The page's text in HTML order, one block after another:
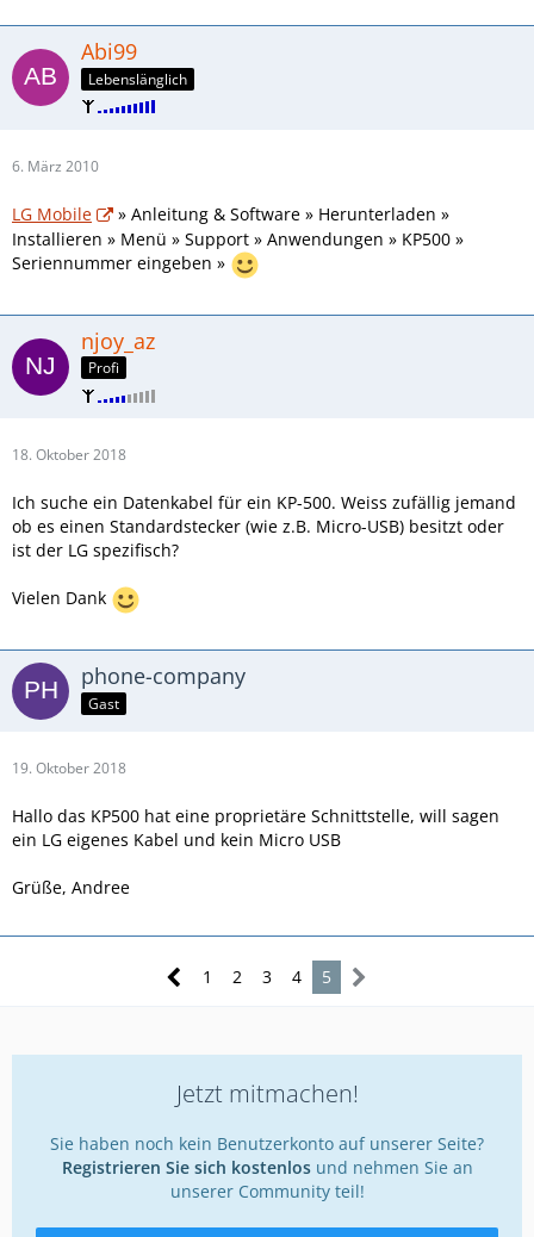
Abi99
Lebenslänglich
6. März 2010
LG Mobile
» Anleitung & Software » Herunterladen »
Installieren » Menü » Support » Anwendungen » KP500 »
Seriennummer eingeben »
njoy_az
Profi
18. Oktober 2018
Ich suche ein Datenkabel für ein KP-500. Weiss zufällig jemand
ob es einen Standardstecker (wie z.B. Micro-USB) besitzt oder
ist der LG spezifisch?
Vielen Dank
phone-company
Gast
19. Oktober 2018
Hallo das KP500 hat eine proprietäre Schnittstelle, will sagen
ein LG eigenes Kabel und kein Micro USB
Grüße, Andree
1 2 3 4 5
Jetzt mitmachen!
Sie haben noch kein Benutzerkonto auf unserer Seite?
Registrieren Sie sich kostenlosund nehmen Sie an
unserer Community teil!